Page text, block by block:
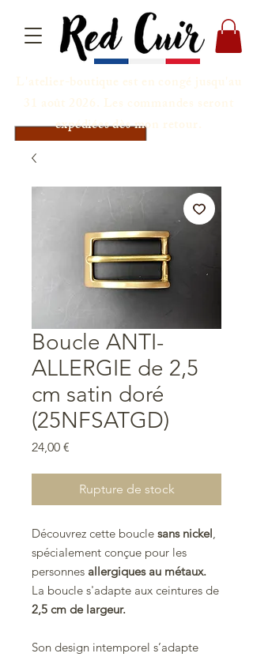
L'atelier-boutique est en congé jusqu'au
31 août 2026. Les commandes seront
expédiées dès mon retour.
Boucle ANTI-
ALLERGIE de 2,5
cm satin doré
(25NFSATGD)
24,00 €
Rupture de stock
Découvrez cette boucle sans nickel,
spécialement conçue pour les
personnes allergiques au métaux.
La boucle s'adapte aux ceintures de
2,5 cm de largeur.
Son design intemporel s’adapte